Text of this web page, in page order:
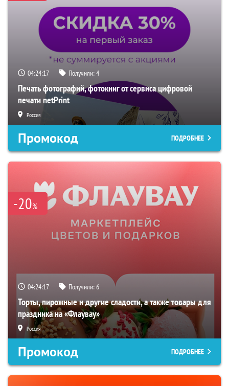
04:24:16 Получили:4
Печать фотографий, фотокниг от сервиса цифровой
печати netPrint
Россия
Промокод ПОДРОБНЕЕ
-20%
04:24:16 Получили:6
Торты, пирожные и другие сладости, а также товары для
праздника на «Флаувау»
Россия
Промокод ПОДРОБНЕЕ